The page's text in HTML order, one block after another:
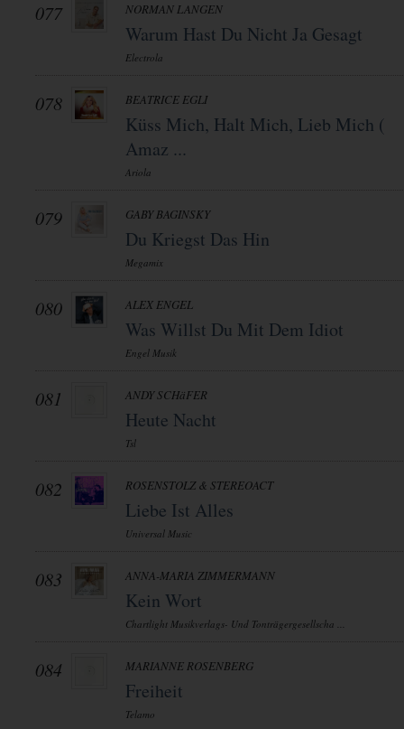
077 NORMAN LANGEN
Warum Hast Du Nicht Ja Gesagt
Electrola
078 BEATRICE EGLI
Küss Mich, Halt Mich, Lieb Mich (
Amaz ...
Ariola
079 GABY BAGINSKY
Du Kriegst Das Hin
Megamix
080 ALEX ENGEL
Was Willst Du Mit Dem Idiot
Engel Musik
081 ANDY SCHäFER
Heute Nacht
Tsl
082 ROSENSTOLZ & STEREOACT
Liebe Ist Alles
Universal Music
083 ANNA-MARIA ZIMMERMANN
Kein Wort
Chartlight Musikverlags- Und Tonträgergesellscha ...
084 MARIANNE ROSENBERG
Freiheit
Telamo